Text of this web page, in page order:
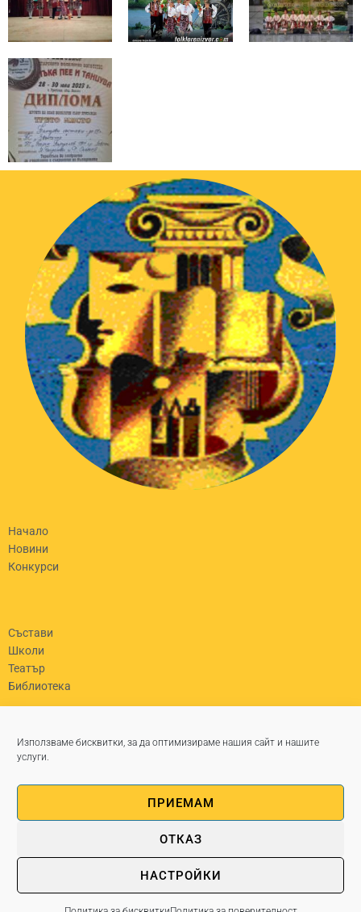
Използваме бисквитки, за да оптимизираме нашия сайт и нашите
услуги.
ПРИЕМАМ
ОТКАЗ
НАСТРОЙКИ
Начало
Новини
Конкурси
Състави
Школи
Театър
Библиотека
гр. Левски, бул. „България“ №45
0650/82630
Работно време Пон - Пет: 8-5
© Copyright 2025 nch-georgiparcalev
Изработка на уеб сайт WebsiteBuilder.bg